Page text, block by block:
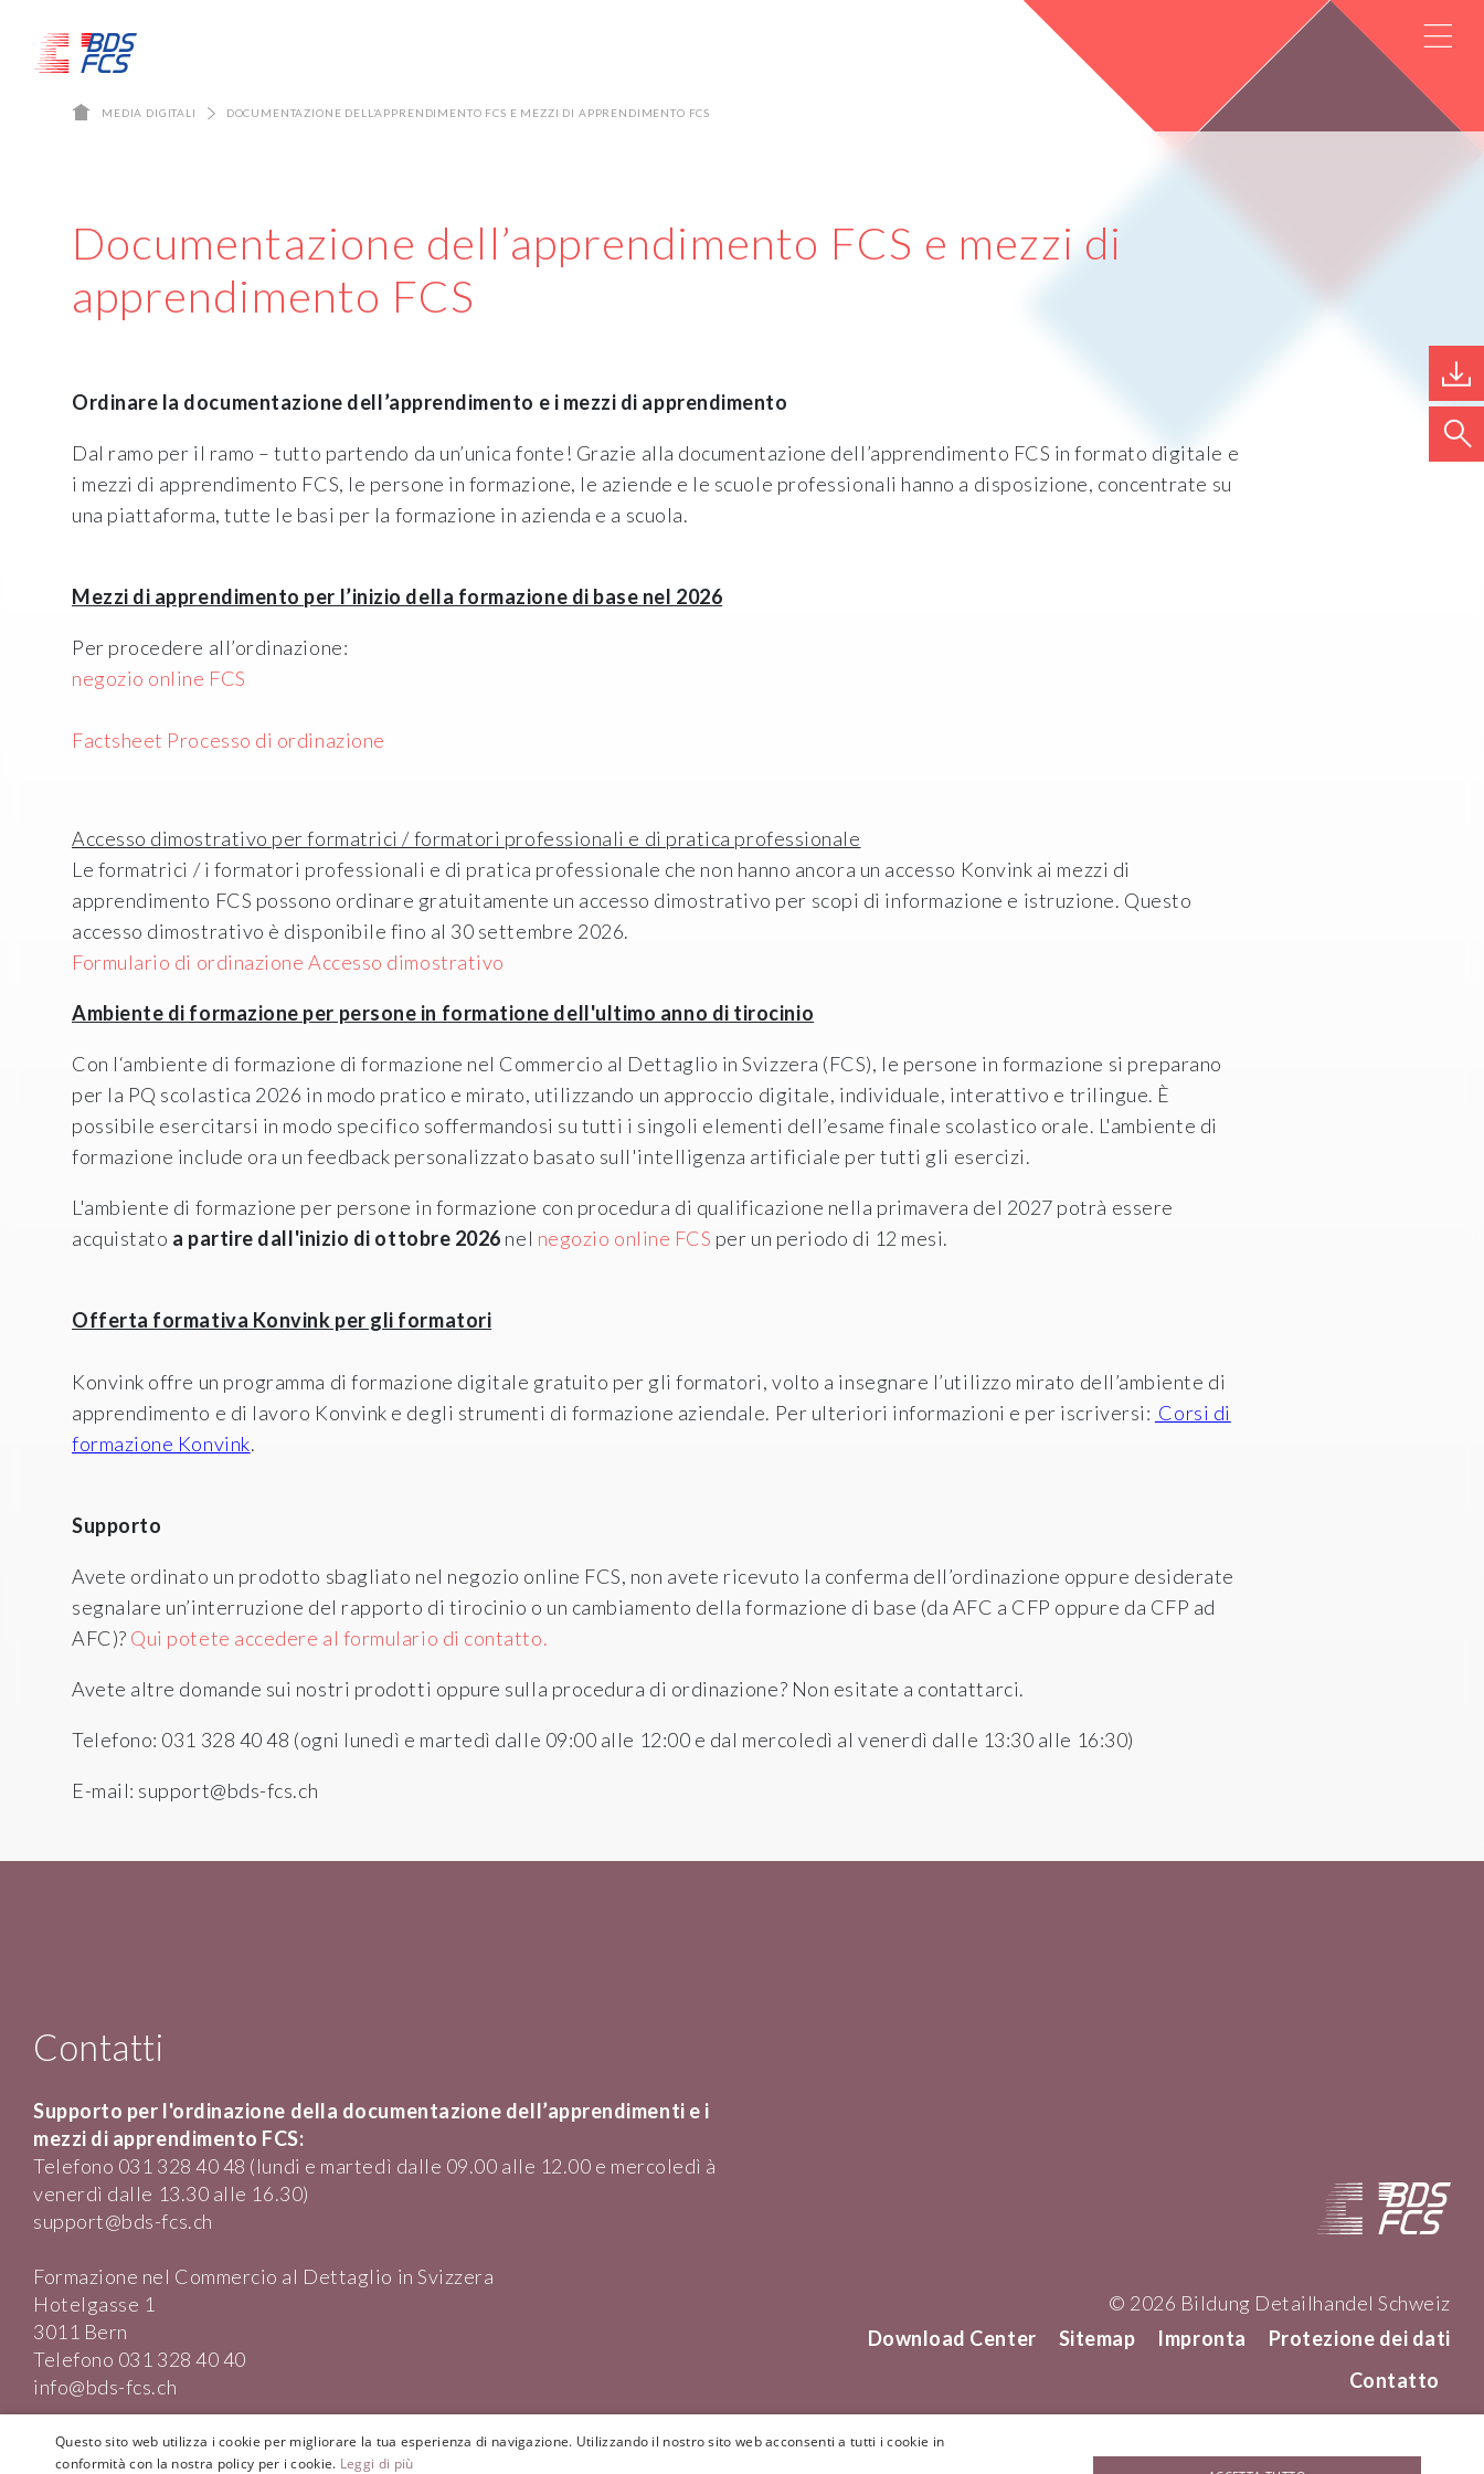
MEDIA DIGITALI DOCUMENTAZIONE DELL’APPRENDIMENTO FCS E MEZZI DI APPRENDIMENTO FCS
Documentazione dell’apprendimento FCS e mezzi di
apprendimento FCS
Ordinare la documentazione dell’apprendimento e i mezzi di apprendimento
Dal ramo per il ramo – tutto partendo da un’unica fonte! Grazie alla documentazione dell’apprendimento FCS in formato digitale e
i mezzi di apprendimento FCS, le persone in formazione, le aziende e le scuole professionali hanno a disposizione, concentrate su
una piattaforma, tutte le basi per la formazione in azienda e a scuola.
Mezzi di apprendimento per l’inizio della formazione di base nel 2026
Per procedere all’ordinazione:
negozio online FCS
Factsheet Processo di ordinazione
Accesso dimostrativo per formatrici / formatori professionali e di pratica professionale
Le formatrici / i formatori professionali e di pratica professionale che non hanno ancora un accesso Konvink ai mezzi di
apprendimento FCS possono ordinare gratuitamente un accesso dimostrativo per scopi di informazione e istruzione. Questo
accesso dimostrativo è disponibile fino al 30 settembre 2026.
Formulario di ordinazione Accesso dimostrativo
Ambiente di formazione per persone in formatione dell'ultimo anno di tirocinio
Con l‘ambiente di formazione di formazione nel Commercio al Dettaglio in Svizzera (FCS), le persone in formazione si preparano
per la PQ scolastica 2026 in modo pratico e mirato, utilizzando un approccio digitale, individuale, interattivo e trilingue. È
possibile esercitarsi in modo specifico soffermandosi su tutti i singoli elementi dell’esame finale scolastico orale. L'ambiente di
formazione include ora un feedback personalizzato basato sull'intelligenza artificiale per tutti gli esercizi.
L'ambiente di formazione per persone in formazione con procedura di qualificazione nella primavera del 2027 potrà essere
acquistato a partire dall'inizio di ottobre 2026 nel negozio online FCS per un periodo di 12 mesi.
Offerta formativa Konvink per gli formatori
Konvink offre un programma di formazione digitale gratuito per gli formatori, volto a insegnare l’utilizzo mirato dell’ambiente di
apprendimento e di lavoro Konvink e degli strumenti di formazione aziendale. Per ulteriori informazioni e per iscriversi: Corsi di
formazione Konvink.
Supporto
Avete ordinato un prodotto sbagliato nel negozio online FCS, non avete ricevuto la conferma dell’ordinazione oppure desiderate
segnalare un’interruzione del rapporto di tirocinio o un cambiamento della formazione di base (da AFC a CFP oppure da CFP ad
AFC)? Qui potete accedere al formulario di contatto.
Avete altre domande sui nostri prodotti oppure sulla procedura di ordinazione? Non esitate a contattarci.
Telefono: 031 328 40 48 (ogni lunedì e martedì dalle 09:00 alle 12:00 e dal mercoledì al venerdì dalle 13:30 alle 16:30)
E-mail: support@bds-fcs.ch
Contatti
Supporto per l'ordinazione della documentazione dell’apprendimenti e i
mezzi di apprendimento FCS:
Telefono 031 328 40 48 (lundi e martedì dalle 09.00 alle 12.00 e mercoledì à
venerdì dalle 13.30 alle 16.30)
support@bds-fcs.ch
Formazione nel Commercio al Dettaglio in Svizzera
Hotelgasse 1
3011 Bern
Telefono 031 328 40 40
info@bds-fcs.ch
© 2026 Bildung Detailhandel Schweiz
Protezione dei dati
Impronta
Sitemap
Download Center
Contatto
Questo sito web utilizza i cookie per migliorare la tua esperienza di navigazione. Utilizzando il nostro sito web acconsenti a tutti i cookie in
conformità con la nostra policy per i cookie. Leggi di più